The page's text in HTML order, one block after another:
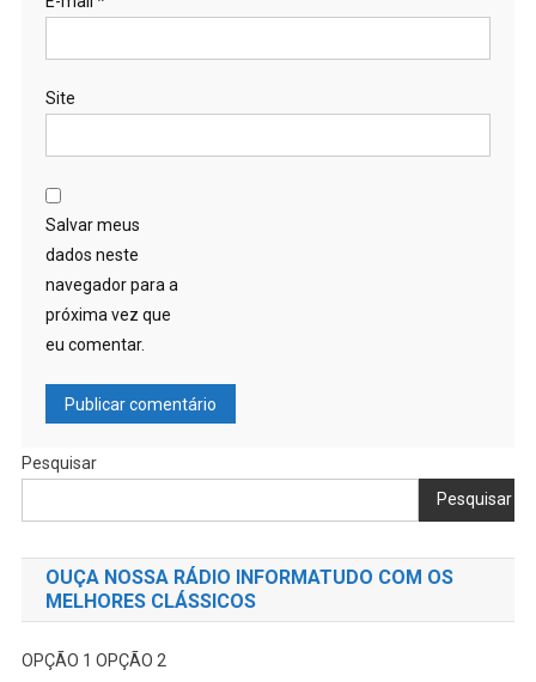
Site
Salvar meus
dados neste
navegador para a
próxima vez que
eu comentar.
Pesquisar
Pesquisar
OUÇA NOSSA RÁDIO INFORMATUDO COM OS
MELHORES CLÁSSICOS
OPÇÃO 1 OPÇÃO 2